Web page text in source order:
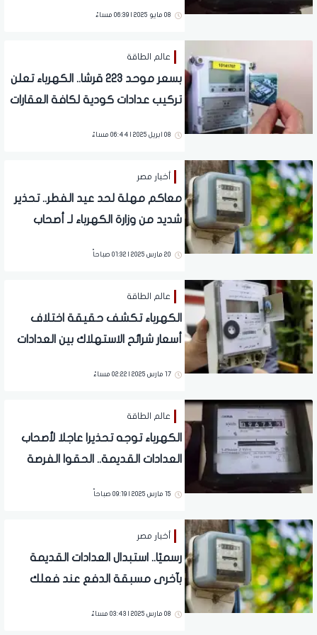
08 مايو 2025 | 06:39 مساءً
عالم الطاقة
بسعر موحد 223 قرشا.. الكهرباء تعلن
تركيب عدادات كودية لكافة العقارات
08 ابريل 2025 | 06:44 مساءً
أخبار مصر
معاكم مهلة لحد عيد الفطر.. تحذير
شديد من وزارة الكهرباء لـ أصحاب
20 مارس 2025 | 01:32 صباحاً
عالم الطاقة
الكهرباء تكشف حقيقة اختلاف
أسعار شرائح الاستهلاك بين العدادات
17 مارس 2025 | 02:22 مساءً
عالم الطاقة
الكهرباء توجه تحذيرا عاجلا لأصحاب
العدادات القديمة.. الحقوا الفرصة
15 مارس 2025 | 09:19 صباحاً
أخبار مصر
رسميًا.. استبدال العدادات القديمة
بآخرى مسبقة الدفع عند فعلك
08 مارس 2025 | 03:43 مساءً